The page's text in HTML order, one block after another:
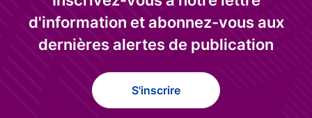
d'information et abonnez-vous aux
dernières alertes de publication
S'inscrire